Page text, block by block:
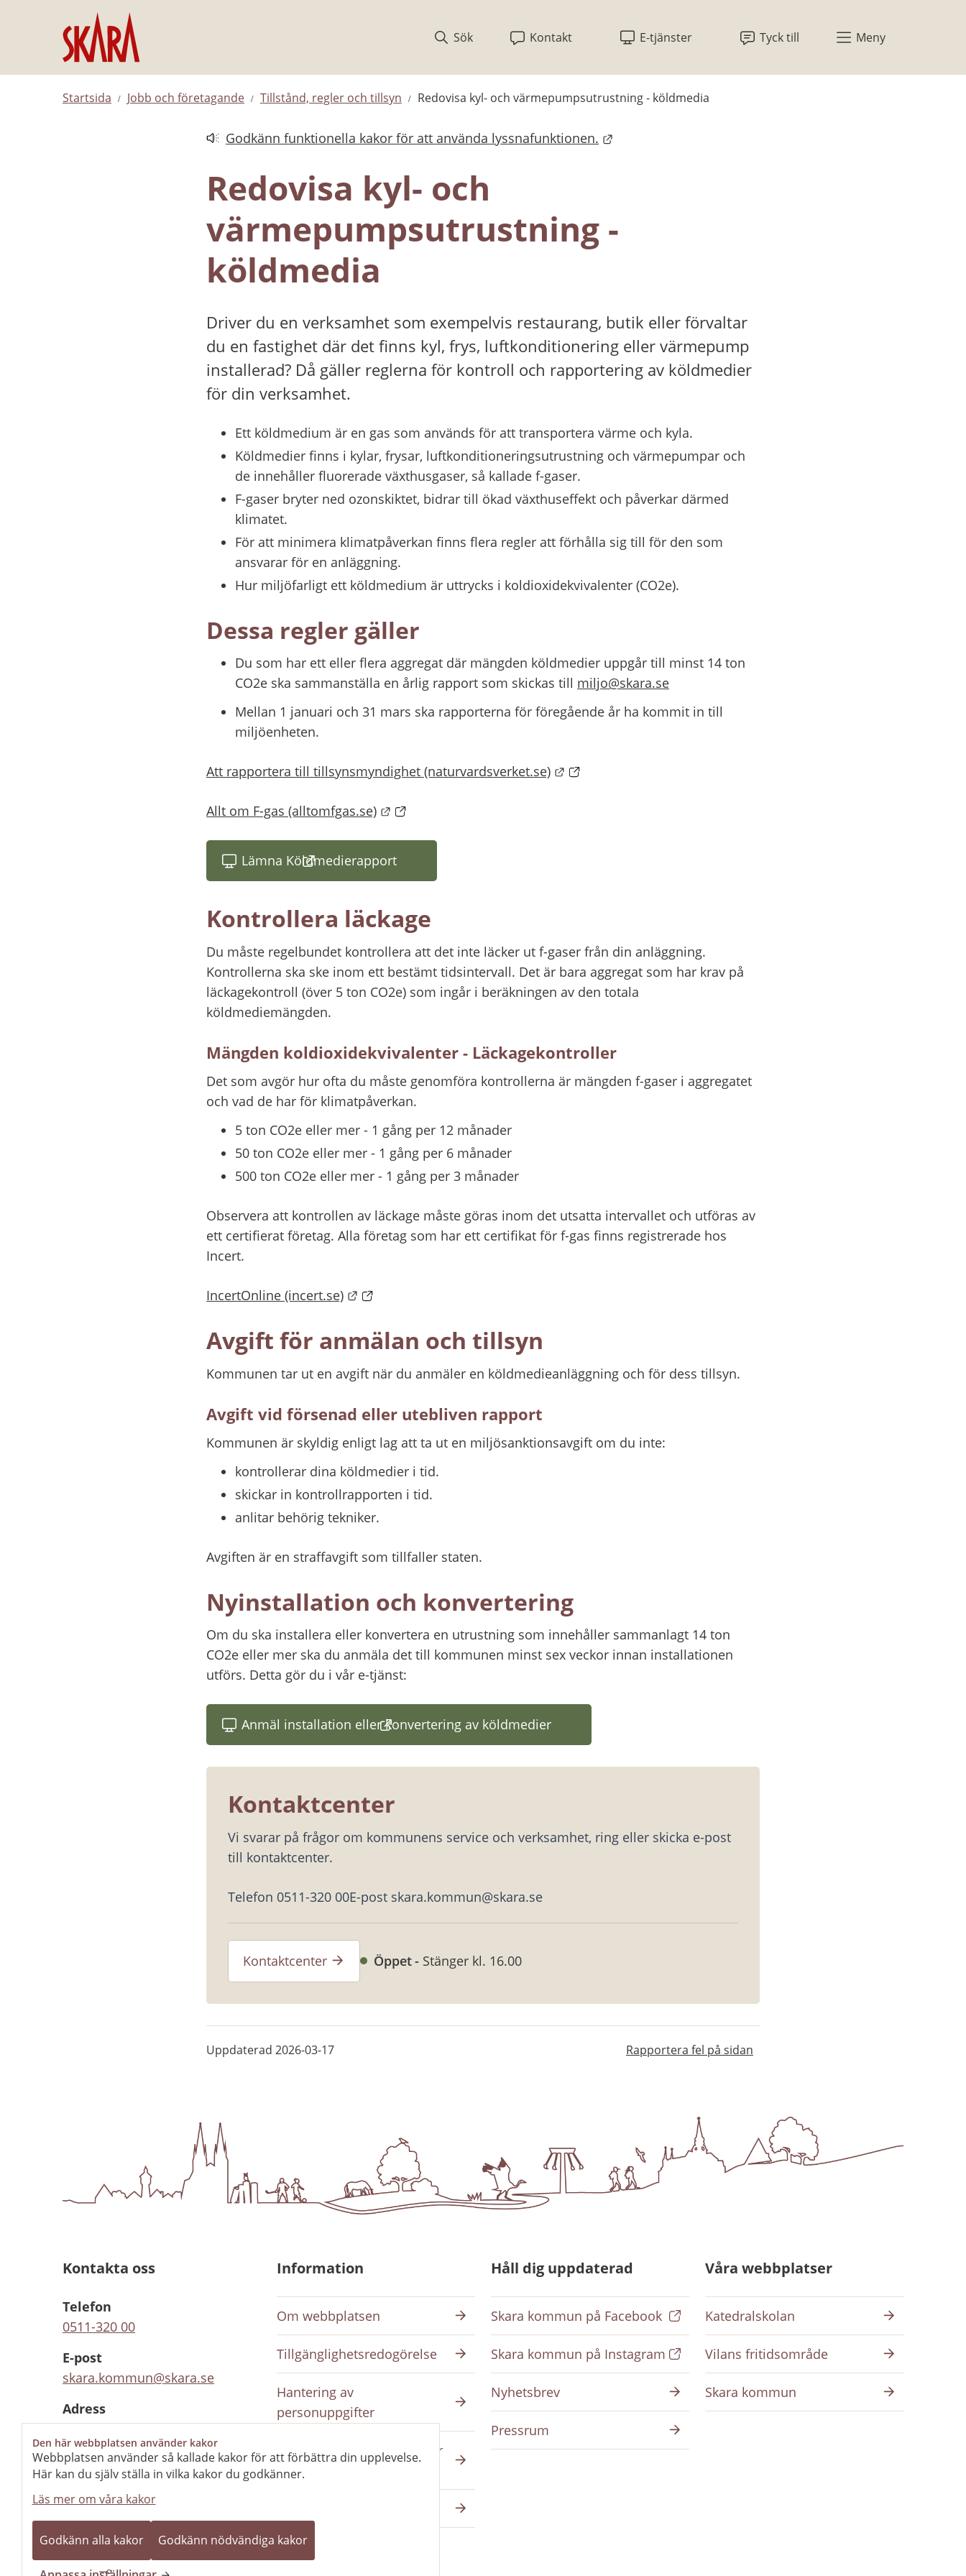
Den här webbplatsen använder kakor
Webbplatsen använder så kallade kakor för att förbättra din upplevelse.
Här kan du själv ställa in vilka kakor du godkänner.
Läs mer om våra kakor
Godkänn alla kakor Godkänn nödvändiga kakor
Hoppa till innehåll
Sök
Kontakt E-tjänster Tyck till Meny
Startsida Jobb och företagande Tillstånd, regler och tillsyn Redovisa kyl- och värmepumpsutrustning - köldmedia
Godkänn funktionella kakor för att använda lyssnafunktionen.
Länk till annan webbplats.
Redovisa kyl- och
värmepumpsutrustning -
köldmedia
Driver du en verksamhet som exempelvis restaurang, butik eller förvaltar
du en fastighet där det finns kyl, frys, luftkonditionering eller värmepump
installerad? Då gäller reglerna för kontroll och rapportering av köldmedier
för din verksamhet.
Ett köldmedium är en gas som används för att transportera värme och kyla.
Köldmedier finns i kylar, frysar, luftkonditioneringsutrustning och värmepumpar och
de innehåller fluorerade växthusgaser, så kallade f-gaser.
F-gaser bryter ned ozonskiktet, bidrar till ökad växthuseffekt och påverkar därmed
klimatet.
För att minimera klimatpåverkan finns flera regler att förhålla sig till för den som
ansvarar för en anläggning.
Hur miljöfarligt ett köldmedium är uttrycks i koldioxidekvivalenter (CO2e).
Dessa regler gäller
Du som har ett eller flera aggregat där mängden köldmedier uppgår till minst 14 ton
CO2e ska sammanställa en årlig rapport som skickas till miljo@skara.se
Mellan 1 januari och 31 mars ska rapporterna för föregående år ha kommit in till
miljöenheten.
Att rapportera till tillsynsmyndighet (naturvardsverket.se) Länk till annan webbplats.
Allt om F-gas (alltomfgas.se) Länk till annan webbplats.
Lämna Köldmedierapport
(länk till annan webbplats)
Kontrollera läckage
Du måste regelbundet kontrollera att det inte läcker ut f-gaser från din anläggning.
Kontrollerna ska ske inom ett bestämt tidsintervall. Det är bara aggregat som har krav på
läckagekontroll (över 5 ton CO2e) som ingår i beräkningen av den totala
köldmediemängden.
Mängden koldioxidekvivalenter - Läckagekontroller
Det som avgör hur ofta du måste genomföra kontrollerna är mängden f-gaser i aggregatet
och vad de har för klimatpåverkan.
5 ton CO2e eller mer - 1 gång per 12 månader
50 ton CO2e eller mer - 1 gång per 6 månader
500 ton CO2e eller mer - 1 gång per 3 månader
Observera att kontrollen av läckage måste göras inom det utsatta intervallet och utföras av
ett certifierat företag. Alla företag som har ett certifikat för f-gas finns registrerade hos
Incert.
IncertOnline (incert.se) Länk till annan webbplats.
Avgift för anmälan och tillsyn
Kommunen tar ut en avgift när du anmäler en köldmedieanläggning och för dess tillsyn.
Avgift vid försenad eller utebliven rapport
Kommunen är skyldig enligt lag att ta ut en miljösanktionsavgift om du inte:
kontrollerar dina köldmedier i tid.
skickar in kontrollrapporten i tid.
anlitar behörig tekniker.
Avgiften är en straffavgift som tillfaller staten.
Nyinstallation och konvertering
Om du ska installera eller konvertera en utrustning som innehåller sammanlagt 14 ton
CO2e eller mer ska du anmäla det till kommunen minst sex veckor innan installationen
utförs. Detta gör du i vår e-tjänst:
Anmäl installation eller konvertering av köldmedier
(länk till annan webbplats)
Kontaktcenter
Vi svarar på frågor om kommunens service och verksamhet, ring eller skicka e-post
till kontaktcenter.
Telefon 0511-320 00E-post skara.kommun@skara.se
Kontaktcenter Öppet Stänger kl. 16.00
Uppdaterad 2026-03-17 Rapportera fel på sidan
Kontakta oss
Telefon
0511-320 00
E-post
skara.kommun@skara.se
Adress
Södra kyrkogatan 2, 532 88
Skara
Organisationsnummer
212000-1702
Information
Om webbplatsen
Tillgänglighetsredogörelse
Hantering av
personuppgifter
Inloggning på intranätet för
anställda
Håll dig uppdaterad
Skara kommun på Facebook
Skara kommun på Instagram
Nyhetsbrev
Pressrum
Våra webbplatser
Katedralskolan
Vilans fritidsområde
Skara kommun